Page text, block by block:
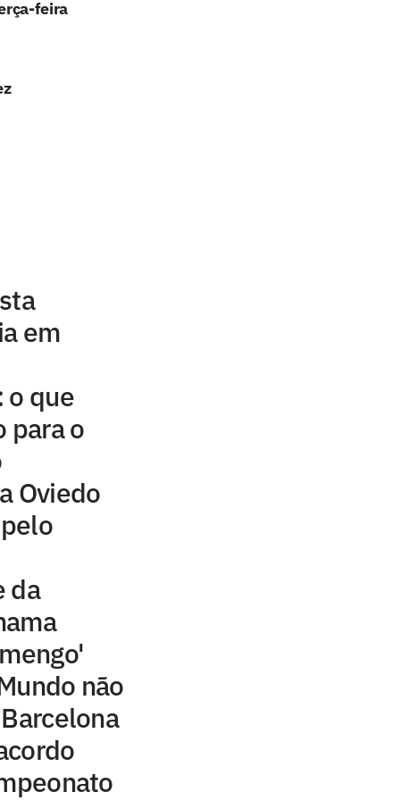
feira
em
o que
para o
Oviedo
da
não